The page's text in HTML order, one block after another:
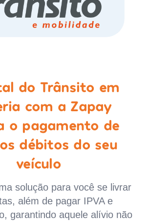
do Trânsito em
com a Zapay
o pagamento de
débitos do seu
veículo
solução para você se livrar
além de pagar IPVA e
garantindo aquele alívio não